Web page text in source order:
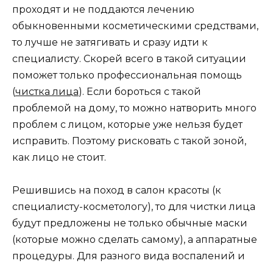
проходят и не поддаются лечению
обыкновенными косметическими средствами,
то лучше не затягивать и сразу идти к
специалисту. Скорей всего в такой ситуации
поможет только профессиональная помощь
(чистка лица). Если бороться с такой
проблемой на дому, то можно натворить много
проблем с лицом, которые уже нельзя будет
исправить. Поэтому рисковать с такой зоной,
как лицо не стоит.
Решившись на поход в салон красоты (к
специалисту-косметологу), то для чистки лица
будут предложены не только обычные маски
(которые можно сделать самому), а аппаратные
процедуры. Для разного вида воспалений и